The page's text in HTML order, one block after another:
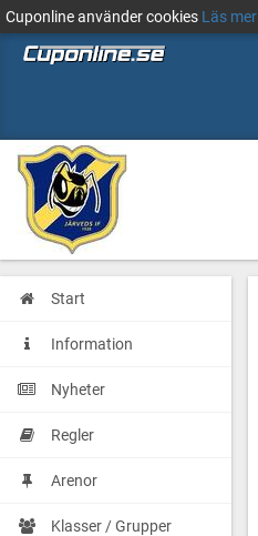
Cuponline använder cookies Läs mer
Start
Information
Nyheter
Regler
Arenor
Klasser / Grupper